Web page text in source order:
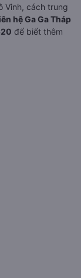
Vinh, cách trung
hệ Ga Ga Tháp
để biết thêm